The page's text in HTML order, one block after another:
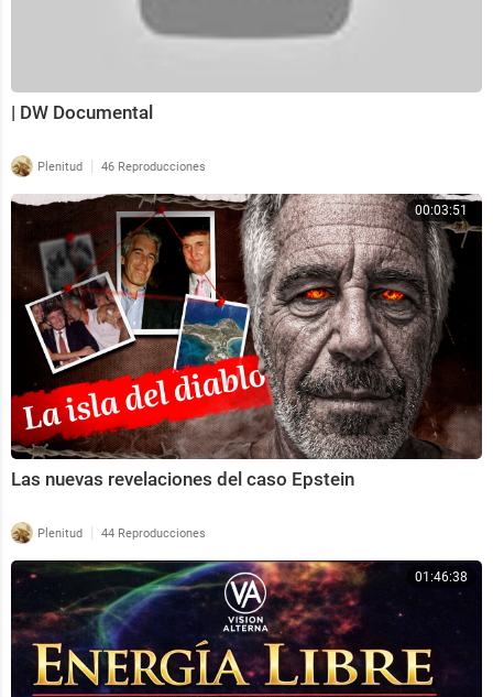
| DW Documental
Plenitud | 46 Reproducciones
00:03:51
Las nuevas revelaciones del caso Epstein
Plenitud | 44 Reproducciones
01:46:38